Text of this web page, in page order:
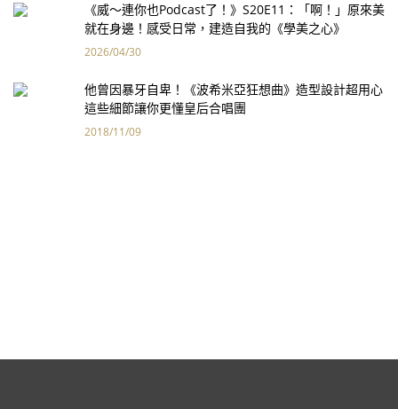
《威～連你也Podcast了！》S20E11：「啊！」原來美
就在身邊！感受日常，建造自我的《學美之心》
2026/04/30
他曾因暴牙自卑！《波希米亞狂想曲》造型設計超用心
這些細節讓你更懂皇后合唱團
2018/11/09